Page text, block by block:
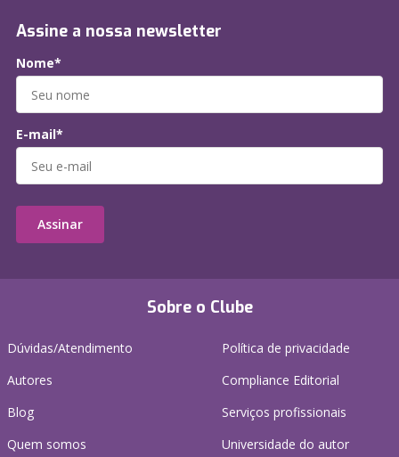
Sobre o Clube
Dúvidas/Atendimento
Autores
Blog
Quem somos
Política de privacidade
Compliance Editorial
Serviços profissionais
Universidade do autor
Assine a nossa newsletter
Nome*
E-mail*
Assinar